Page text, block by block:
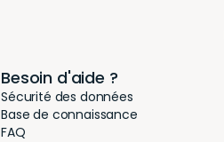
Besoin d'aide ?
Sécurité des données
Base de connaissance
FAQ